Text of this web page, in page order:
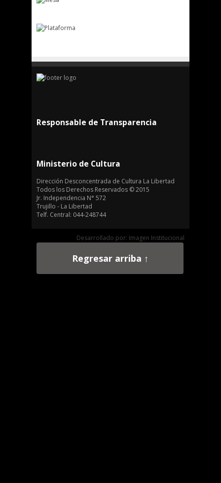
Responsable de Transparencia
Ministerio de Cultura
Dirección Desconcentrada de Cultura La Libertad
Todos los Derechos Reservados © 2015
Jr. Independencia N° 572
Trujillo - La Libertad
Telf. Central: 044-248744
Desarrollado por: Imagen Institucional
Regresar arriba ↑